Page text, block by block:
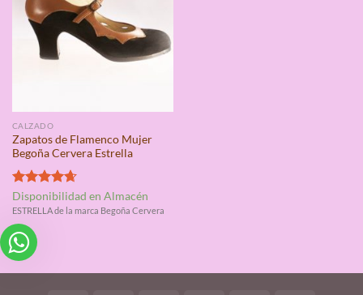
CALZADO
Zapatos de Flamenco Mujer
Begoña Cervera Estrella
Valorado
con4.67
de 5
Disponibilidad en Almacén
ESTRELLA de la marca Begoña Cervera